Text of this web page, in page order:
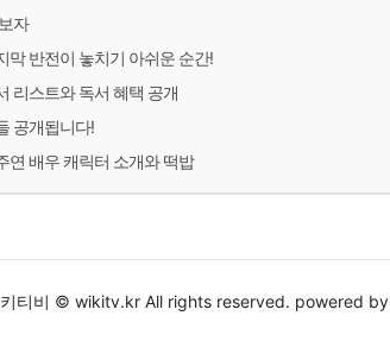
자
막 반전이 놓치기 아쉬운 순간!
리스트와 독서 혜택 공개
공개됩니다!
연 배우 캐릭터 소개와 떡밥
티비 © wikitv.kr All rights reserved. powered by